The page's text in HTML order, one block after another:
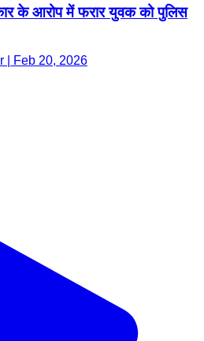
के आरोप में फरार युवक को पुलिस
| Feb 20, 2026